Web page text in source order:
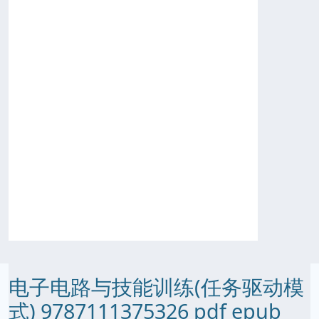
电子电路与技能训练(任务驱动模
式) 9787111375326 pdf epub